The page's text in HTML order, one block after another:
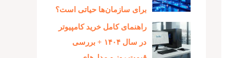
برای سازمان‌ها حیاتی است؟
راهنمای کامل خرید کامپیوتر
در سال ۱۴۰۴ + بررسی